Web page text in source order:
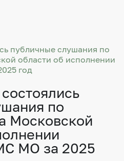
публичные слушания по
области об исполнении
год
по
Московской
МО за 2025